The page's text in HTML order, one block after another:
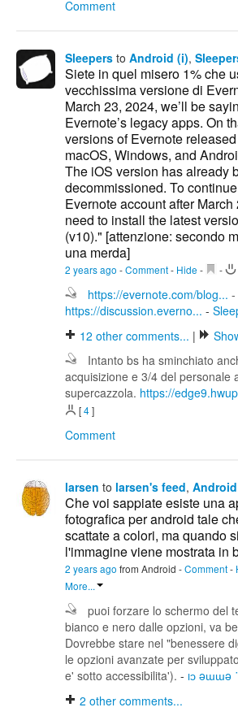
Comment
Sleepers to Android (i),
Siete in quel misero 1% che
vecchissima versione di
March 23, 2024, we’ll be
Evernote’s legacy apps. On
versions of Evernote
macOS, Windows, and
The iOS version has already
decommissioned. To
Evernote account after
need to install the latest
(v10)." [attenzione: secondo
una merda]
2 years ago -Comment- Hide - -
https://evernote.com/blog... -
https://discussion.everno... -
12 other comments... |
Intanto bs ha sminchiato
acquisizione e 3/4 del personale
supercazzola. https://
[4]
Comment
larsen to larsen's feed,
Che voi sappiate esiste una
fotografica per android tale
scattate a colori, ma quando
l'immagine viene mostrata in
2 years ago from Android -Comment-
More...
puoi forzare lo schermo del
bianco e nero dalle opzioni, va
Dovrebbe stare nel "benessere
le opzioni avanzate per
e' sotto accessibilita'). - ıɔ ǝɯɯǝ
2 other comments...